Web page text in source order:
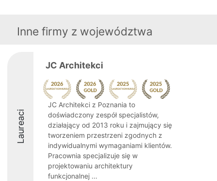
Inne firmy z województwa
Laureaci
JC Architekci
JC Architekci z Poznania to
doświadczony zespół specjalistów,
działający od 2013 roku i zajmujący się
tworzeniem przestrzeni zgodnych z
indywidualnymi wymaganiami klientów.
Pracownia specjalizuje się w
projektowaniu architektury
funkcjonalnej ...